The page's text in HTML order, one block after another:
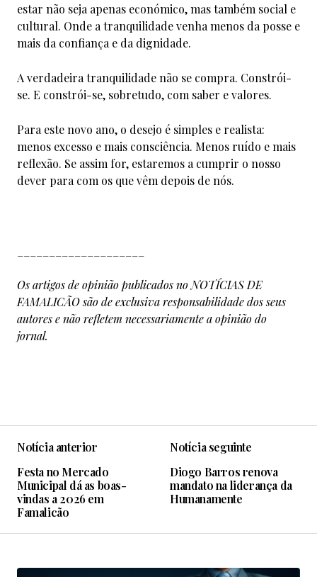
estar não seja apenas económico, mas também social e
cultural. Onde a tranquilidade venha menos da posse e
mais da confiança e da dignidade.
A verdadeira tranquilidade não se compra. Constrói-
se. E constrói-se, sobretudo, com saber e valores.
Para este novo ano, o desejo é simples e realista:
menos excesso e mais consciência. Menos ruído e mais
reflexão. Se assim for, estaremos a cumprir o nosso
dever para com os que vêm depois de nós.
Os artigos de opinião publicados no NOTÍCIAS DE
FAMALICÃO são de exclusiva responsabilidade dos seus
autores e não refletem necessariamente a opinião do
jornal.
Notícia anterior
Festa no Mercado
Municipal dá as boas-
vindas a 2026 em
Famalicão
Notícia seguinte
Diogo Barros renova
mandato na liderança da
Humanamente